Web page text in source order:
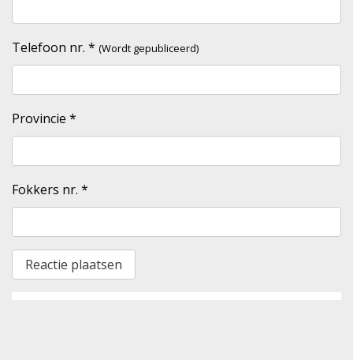
Telefoon nr. * (Wordt gepubliceerd)
Provincie *
Fokkers nr. *